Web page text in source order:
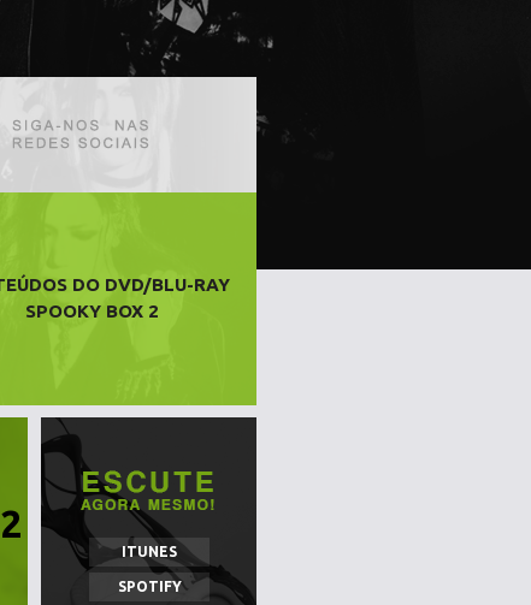
DO DVD/BLU-RAY
SPOOKY BOX 2
ITUNES
SPOTIFY